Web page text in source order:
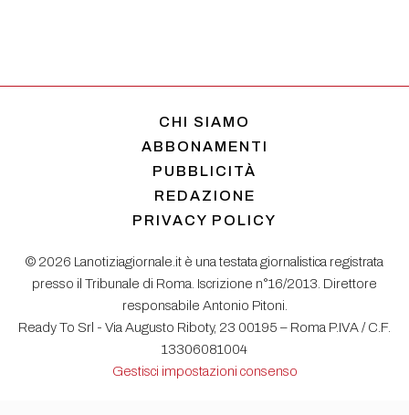
CHI SIAMO
ABBONAMENTI
PUBBLICITÀ
REDAZIONE
PRIVACY POLICY
© 2026 Lanotiziagiornale.it è una testata giornalistica registrata
presso il Tribunale di Roma. Iscrizione n°16/2013. Direttore
responsabile Antonio Pitoni.
Ready To Srl - Via Augusto Riboty, 23 00195 – Roma P.IVA / C.F.
13306081004
Gestisci impostazioni consenso